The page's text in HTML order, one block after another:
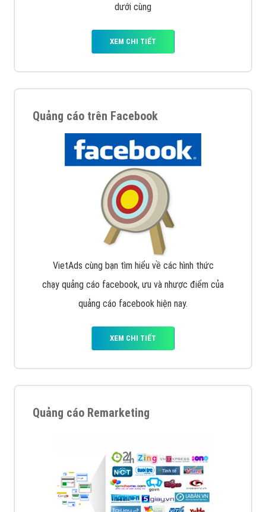
dưới cùng
XEM CHI TIẾT
Quảng cáo trên Facebook
VietAds cùng bạn tìm hiểu về các hình thức
chạy quảng cáo facebook, ưu và nhược điểm của
quảng cáo facebook hiện nay.
XEM CHI TIẾT
Quảng cáo Remarketing